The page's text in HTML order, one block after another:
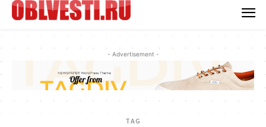
- Advertisement -
TAG